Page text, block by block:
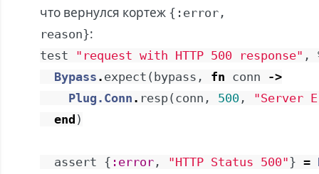
что вернулся кортеж {:error,
reason}:
test "request with HTTP 500 response" ,
Bypass . expect ( bypass , fn conn
->
Plug.Conn . resp( conn , 500 ,
"Server
end )
assert { :error , "HTTP Status 500"} =